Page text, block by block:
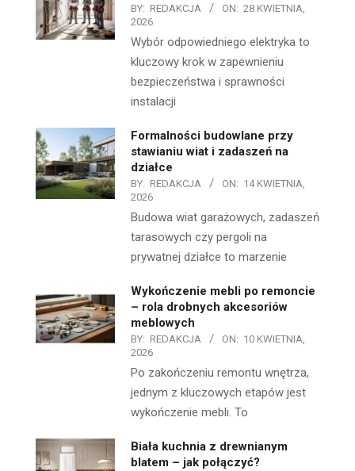
BY: REDAKCJA ON: 28 KWIETNIA,
2026
Wybór odpowiedniego elektryka to
kluczowy krok w zapewnieniu
bezpieczeństwa i sprawności
instalacji
Formalności budowlane przy
stawianiu wiat i zadaszeń na
działce
BY: REDAKCJA ON: 14 KWIETNIA,
2026
Budowa wiat garażowych, zadaszeń
tarasowych czy pergoli na
prywatnej działce to marzenie
Wykończenie mebli po remoncie
– rola drobnych akcesoriów
meblowych
BY: REDAKCJA ON: 10 KWIETNIA,
2026
Po zakończeniu remontu wnętrza,
jednym z kluczowych etapów jest
wykończenie mebli. To
Biała kuchnia z drewnianym
blatem – jak połączyć?